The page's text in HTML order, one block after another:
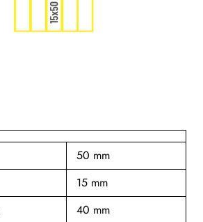
50 mm
15 mm
40 mm